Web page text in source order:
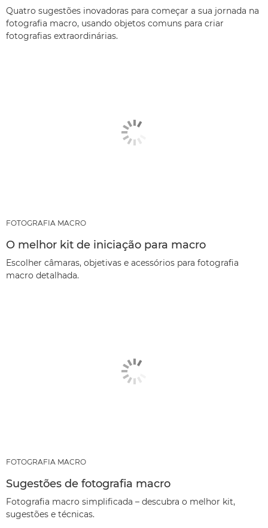
Quatro sugestões inovadoras para começar a sua jornada na
fotografia macro, usando objetos comuns para criar
fotografias extraordinárias.
FOTOGRAFIA MACRO
O melhor kit de iniciação para macro
Escolher câmaras, objetivas e acessórios para fotografia
macro detalhada.
FOTOGRAFIA MACRO
Sugestões de fotografia macro
Fotografia macro simplificada – descubra o melhor kit,
sugestões e técnicas.